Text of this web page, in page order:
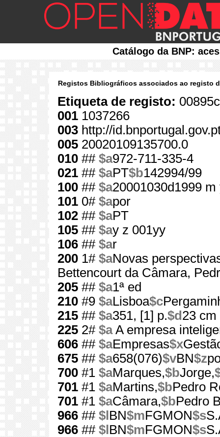
Catálogo da BNP:
Registos Bibliográficos associados ao registo
Etiqueta de registo:
001 1037266
003 http://
005 20020109135700.0
010 ## $a972-711-335-4
021 ## $aPT$b142994/99
100 ## $a20001030d1999
101 0# $apor
102 ## $aPT
105 ## $ay z 001yy
106 ## $ar
200 1# $aNovas
Bettencourt da Câmara,
205 ## $a1ª ed
210 #9 $aLisboa$c
215 ## $a351, [1] p.$d 23 cm
225 2# $aA empresa
606 ## $aEmpresas$x
675 ## $a658(076)$vBN$z
700 #1 $aMarques,$bJorge,
701 #1 $aMartins,$bPedro
701 #1 $aCâmara,$bPedro
966 ## $l BN$mFGMON$s
966 ## $l BN$mFGMON$s